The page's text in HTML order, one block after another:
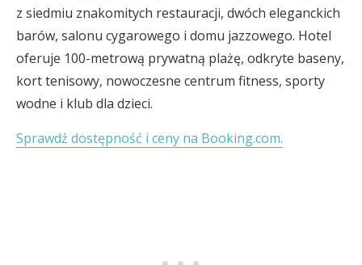
z siedmiu znakomitych restauracji, dwóch eleganckich
barów, salonu cygarowego i domu jazzowego. Hotel
oferuje 100-metrową prywatną plażę, odkryte baseny,
kort tenisowy, nowoczesne centrum fitness, sporty
wodne i klub dla dzieci.
Sprawdź dostępność i ceny na Booking.com.